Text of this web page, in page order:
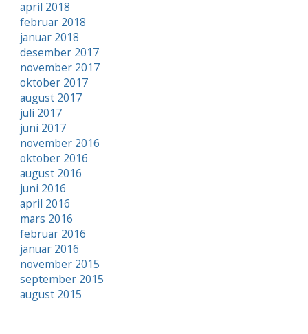
april 2018
februar 2018
januar 2018
desember 2017
november 2017
oktober 2017
august 2017
juli 2017
juni 2017
november 2016
oktober 2016
august 2016
juni 2016
april 2016
mars 2016
februar 2016
januar 2016
november 2015
september 2015
august 2015